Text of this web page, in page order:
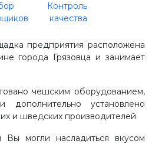
Контроль
качества
предприятия расположена
города Грязовца и занимает
чешским оборудованием,
дополнительно установлено
и шведских производителей.
могли насладиться вкусом